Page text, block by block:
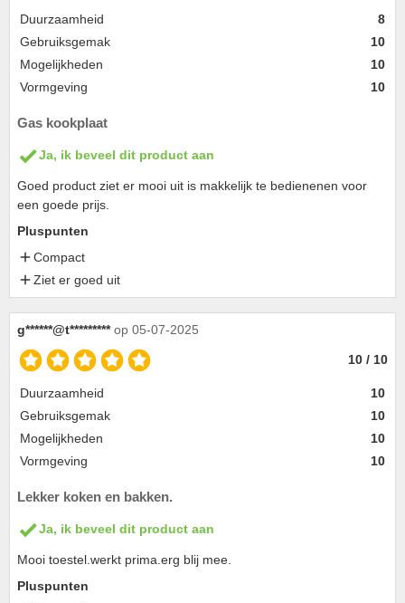
Duurzaamheid
8
Gebruiksgemak
10
Mogelijkheden
10
Vormgeving
10
Gas kookplaat
Ja, ik beveel dit product aan
Goed product ziet er mooi uit is makkelijk te bedienenen voor
een goede prijs.
Pluspunten
Compact
Ziet er goed uit
g******@t********* op 05-07-2025
10 / 10
Duurzaamheid
10
Gebruiksgemak
10
Mogelijkheden
10
Vormgeving
10
Lekker koken en bakken.
Ja, ik beveel dit product aan
Mooi toestel.werkt prima.erg blij mee.
Pluspunten